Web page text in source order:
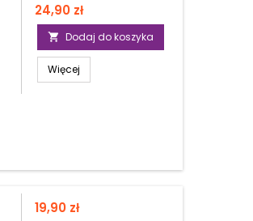
Cena
24,90 zł
 Dodaj do koszyka
Więcej
Cena
19,90 zł